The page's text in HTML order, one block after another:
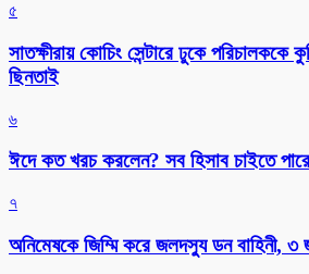
৫
সাতক্ষীরায় কোচিং সেন্টারে ঢুকে পরিচালককে
ছিনতাই
৬
ঈদে কত খরচ করলেন? সব হিসাব চাইতে
৭
অনিমেষকে জিম্মি করে জলদস্যু ডন বাহিনী,